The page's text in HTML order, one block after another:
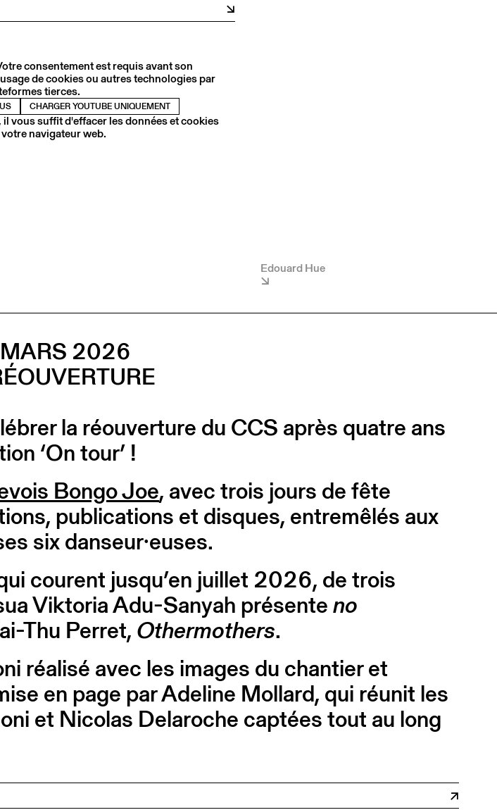
consentement est requis avant son
de cookies ou autres technologies par
tierces.
CHARGER YOUTUBE UNIQUEMENT
vous suffit d'effacer les données et cookies
navigateur web.
Edouard Hue
2026
la réouverture du CCS après quatre ans
‘On tour’ !
Bongo Joe, avec trois jours de fête
publications et disques, entremêlés aux
six danseur·euses.
courent jusqu’en juillet 2026, de trois
Viktoria Adu-Sanyah présenteno
Thu Perret, Othermothers.
réalisé avec les images du chantier et
en page par Adeline Mollard, qui réunit les
et Nicolas Delaroche captées tout au long